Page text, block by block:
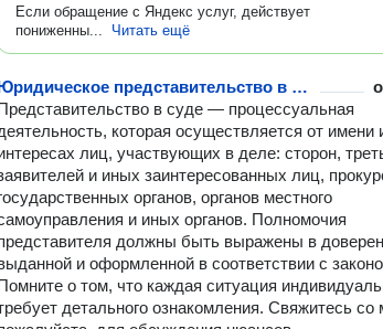
Если обращение с Яндекс услуг, действует
пониженны...
Читать ещё
Юридическое представительство в судах кассационной инстанции
в суде — процессуальная
которая осуществляется от имени
лиц, участвующих в деле: сторон,
и иных заинтересованных лиц,
органов, органов местного
и иных органов. Полномочия
должны быть выражены в
и оформленной в соответствии с
о том, что каждая ситуация
детального ознакомления. Свяжитесь со